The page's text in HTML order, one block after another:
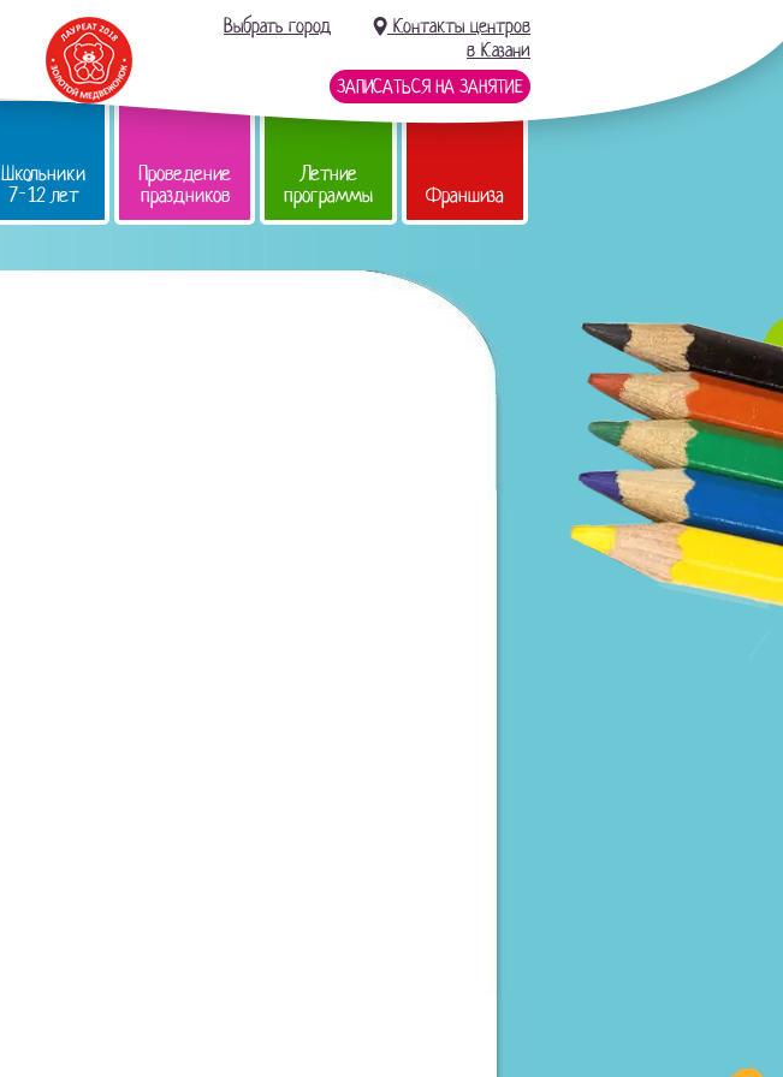
Выбрать город
Контакты центров
в Казани
ЗАПИСАТЬСЯ НА ЗАНЯТИЕ
Школьники
7-12 лет
Проведение
праздников
Летние
программы Франшиза